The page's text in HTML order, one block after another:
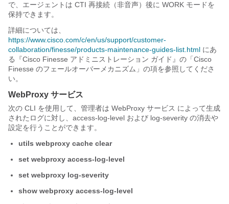
で、エージェントは CTI 再接続（非音声）後に WORK モードを
保持できます。
詳細については、
https://www.cisco.com/c/en/us/support/customer-
collaboration/finesse/products-maintenance-guides-list.html にあ
る『Cisco Finesse アドミニストレーション ガイド 』の「Cisco
Finesse のフェールオーバーメカニズム 」の項を参照してくださ
い。
WebProxy サービス
次の CLI を使用して、管理者は WebProxy サービス によって生成
されたログに対し、access-log-level および log-severity の消去や
設定を行うことができます。
utils webproxy cache clear
set webproxy access-log-level
set webproxy log-severity
show webproxy access-log-level